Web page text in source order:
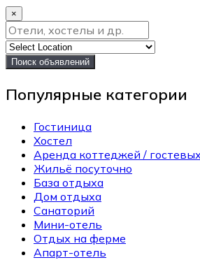
×
Поиск объявлений
Популярные категории
Гостиница
Хостел
Аренда коттеджей /
Жильё посуточно
База отдыха
Дом отдыха
Санаторий
Мини-отель
Отдых на ферме
Апарт-отель